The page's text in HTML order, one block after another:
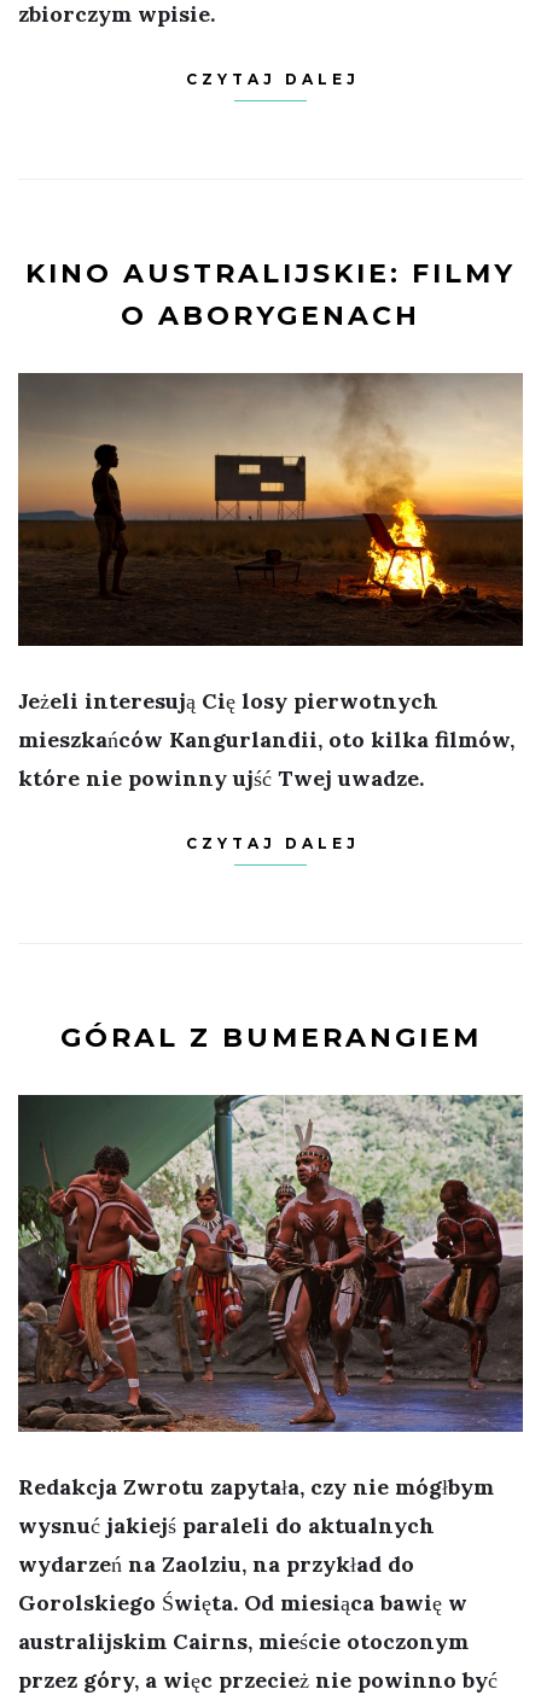
zbiorczym wpisie.
CZYTAJ DALEJ
KINO AUSTRALIJSKIE: FILMY
O ABORYGENACH
Jeżeli interesują Cię losy pierwotnych
mieszkańców Kangurlandii, oto kilka filmów,
które nie powinny ujść Twej uwadze.
CZYTAJ DALEJ
GÓRAL Z BUMERANGIEM
Redakcja Zwrotu zapytała, czy nie mógłbym
wysnuć jakiejś paraleli do aktualnych
wydarzeń na Zaolziu, na przykład do
Gorolskiego Święta. Od miesiąca bawię w
australijskim Cairns, mieście otoczonym
przez góry, a więc przecież nie powinno być